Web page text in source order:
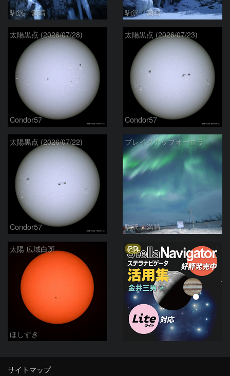
駒沢 満晴 駒沢 満晴
太陽黒点 (2026/07/28)
Condor57
太陽黒点 (2026/07/23)
Condor57
太陽黒点 (2026/07/22)
Condor57
ブレイクアップオーロラ
駒沢 満晴
太陽 広域白斑
ほしすき
PR
サイトマップ